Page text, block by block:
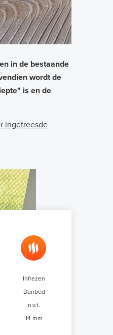
in de bestaande
wordt de
is en de
ingefreesde
Infrezen
Dunbed
n.v.t.
14 mm